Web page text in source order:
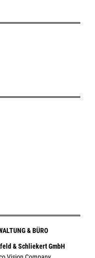
& BÜRO
& Schliekert GmbH